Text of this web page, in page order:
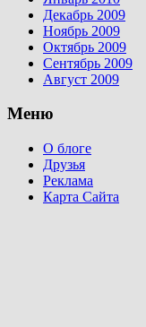
Декабрь 2009
Ноябрь 2009
Октябрь 2009
Сентябрь 2009
Август 2009
Меню
О блоге
Друзья
Реклама
Карта Сайта